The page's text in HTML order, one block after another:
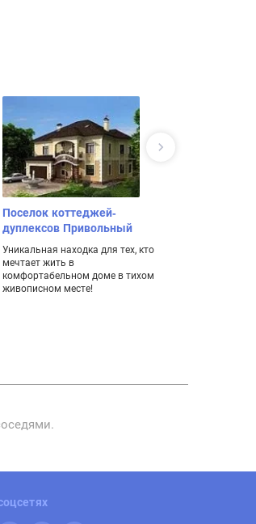
Поселок коттеджей-
дуплексов Привольный
Уникальная находка для тех, кто
мечтает жить в
комфортабельном доме в тихом
живописном месте!